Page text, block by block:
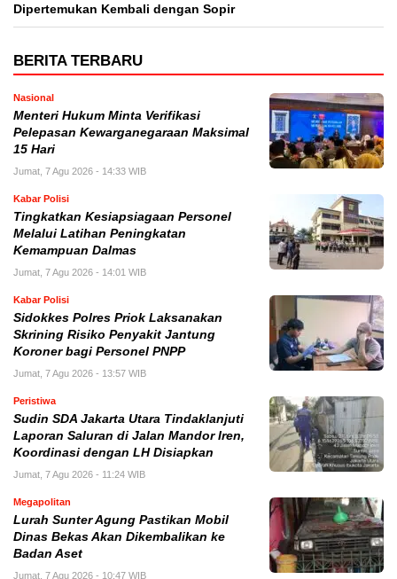
Dipertemukan Kembali dengan Sopir
BERITA TERBARU
Nasional
Menteri Hukum Minta Verifikasi
Pelepasan Kewarganegaraan Maksimal
15 Hari
Jumat, 7 Agu 2026 - 14:33 WIB
Kabar Polisi
Tingkatkan Kesiapsiagaan Personel
Melalui Latihan Peningkatan
Kemampuan Dalmas
Jumat, 7 Agu 2026 - 14:01 WIB
Kabar Polisi
Sidokkes Polres Priok Laksanakan
Skrining Risiko Penyakit Jantung
Koroner bagi Personel PNPP
Jumat, 7 Agu 2026 - 13:57 WIB
Peristiwa
Sudin SDA Jakarta Utara Tindaklanjuti
Laporan Saluran di Jalan Mandor Iren,
Koordinasi dengan LH Disiapkan
Jumat, 7 Agu 2026 - 11:24 WIB
Megapolitan
Lurah Sunter Agung Pastikan Mobil
Dinas Bekas Akan Dikembalikan ke
Badan Aset
Jumat, 7 Agu 2026 - 10:47 WIB